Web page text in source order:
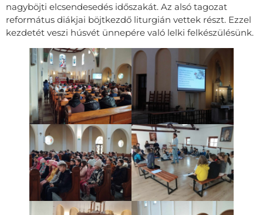
nagyböjti elcsendesedés időszakát. Az alsó tagozat
református diákjai böjtkezdő liturgián vettek részt. Ezzel
kezdetét veszi húsvét ünnepére való lelki felkészülésünk.